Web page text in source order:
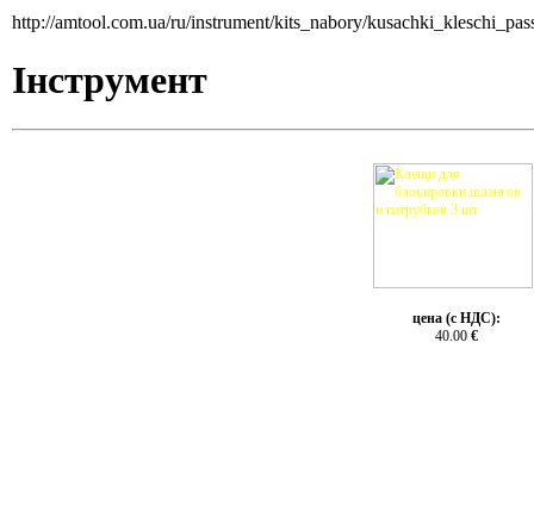
http://amtool.com.ua/ru/instrument/kits_nabory/
Інструмент
цена (с НДС):
40.00 €